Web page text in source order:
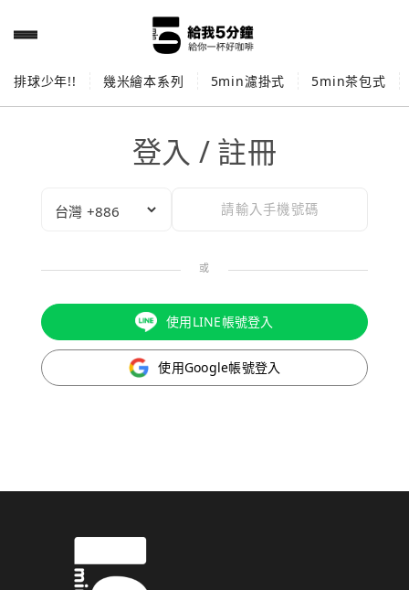
排球少年!! 幾米繪本系列 5min濾掛式 5min茶包式
登入 / 註冊
或
使用LINE帳號登入
使用Google帳號登入
驗證碼已成功發送至您的手機門號！
為了維護您的權益，請於 10 分鐘內填寫認證碼。